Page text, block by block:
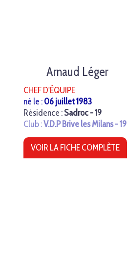
Arnaud Léger
CHEF D'ÉQUIPE
né le :06 juillet 1983
Résidence :Sadroc - 19
Club :V.D.P Brive les Milans - 19
VOIR LA FICHE COMPLÈTE